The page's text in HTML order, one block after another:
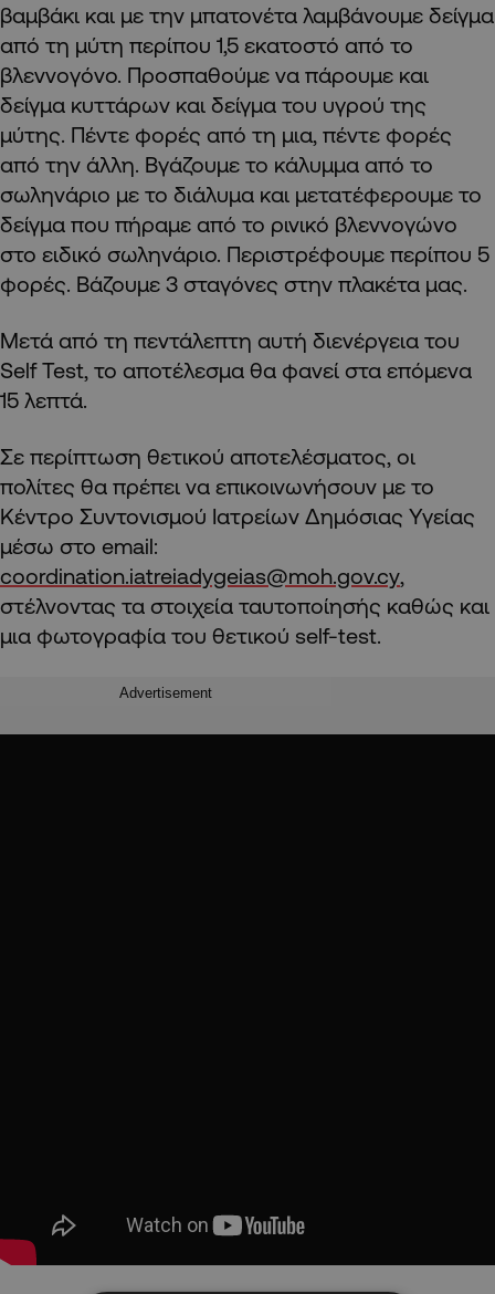
βαμβάκι και με την μπατονέτα λαμβάνουμε δείγμα
από τη μύτη περίπου 1,5 εκατοστό από το
βλεννογόνο. Προσπαθούμε να πάρουμε και
δείγμα κυττάρων και δείγμα του υγρού της
μύτης. Πέντε φορές από τη μια, πέντε φορές
από την άλλη. Βγάζουμε το κάλυμμα από το
σωληνάριο με το διάλυμα και μετατέφερουμε το
δείγμα που πήραμε από το ρινικό βλεννογώνο
στο ειδικό σωληνάριο. Περιστρέφουμε περίπου 5
φορές. Βάζουμε 3 σταγόνες στην πλακέτα μας.
Μετά από τη πεντάλεπτη αυτή διενέργεια του
Self Test, το αποτέλεσμα θα φανεί στα επόμενα
15 λεπτά.
Σε περίπτωση θετικού αποτελέσματος, οι
πολίτες θα πρέπει να επικοινωνήσουν με το
Κέντρο Συντονισμού Ιατρείων Δημόσιας Υγείας
μέσω στο email:
coordination.iatreiadygeias@moh.gov.cy,
στέλνοντας τα στοιχεία ταυτοποίησής καθώς και
μια φωτογραφία του θετικού self-test.
Advertisement